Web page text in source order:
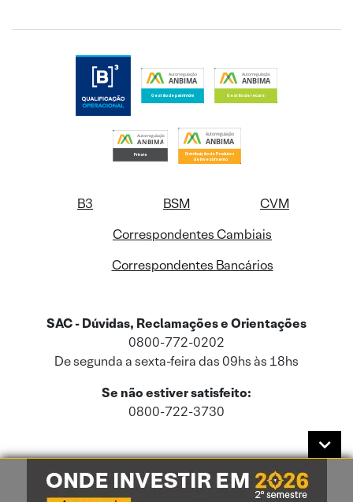
B3 BSM
CVM
Correspondentes Cambiais
Correspondentes Bancários
SAC - Dúvidas, Reclamações e Orientações
0800-772-0202
De segunda a sexta-feira das 09hs às 18hs
Se não estiver satisfeito:
0800-722-3730
Este site usa cookies e dados pessoais de acordo com a nossaPolítica de
Cookies
e a nossaPolítica de Privacidade.